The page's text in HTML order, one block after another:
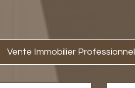
Vente Immobilier Professionnel